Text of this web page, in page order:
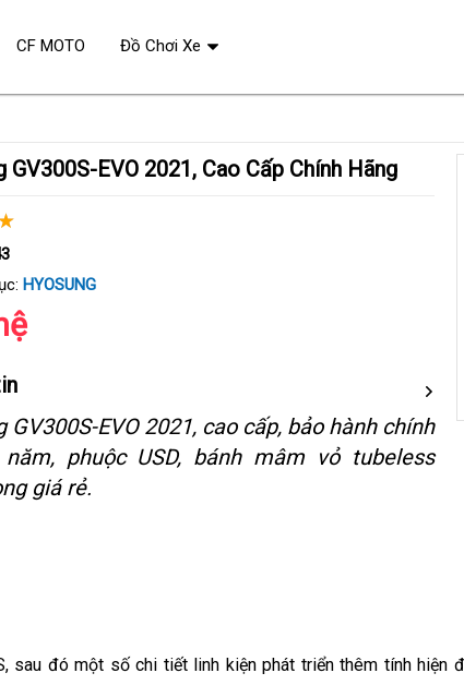
GV300S-EVO 2021, Cao Cấp Chính Hãng
HYOSUNG
GV300S-EVO 2021, cao cấp, bảo hành chính
phuộc USD, bánh mâm vỏ tubeless
giá rẻ.
sau đó một số chi tiết linh kiện phát triển thêm tính hiện
CF MOTO Đồ Chơi Xe